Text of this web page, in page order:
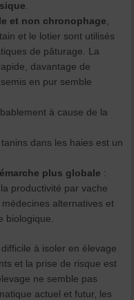
.
et non chronophage,
et le lotier sont utilisés
de pâturage. La
davantage de
en pur semble
à cause de la
dans les haies est un
plus globale :
productivité par vache
alternatives et
biologique.
à isoler en élevage
et la prise de risque est
ne semble pas
actuel et futur, les